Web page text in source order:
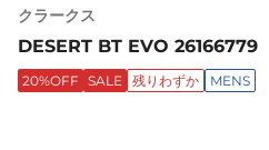
クラークス
DESERT BT EVO 26166779
20%OFF SALE 残りわずか MENS